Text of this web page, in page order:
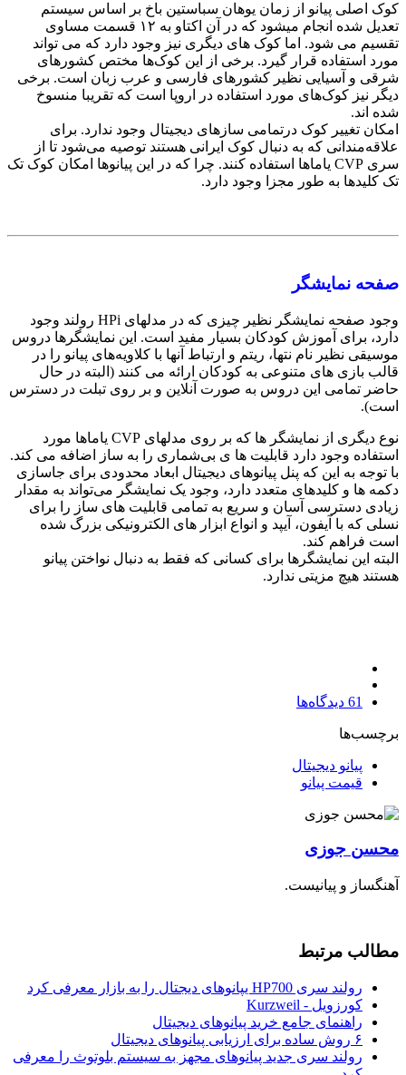
کوک اصلی پیانو از زمان یوهان سباستین باخ بر اساس سیستم
تعدیل شده انجام میشود که در آن اکتاو به ۱۲ قسمت مساوی
تقسیم می شود. اما کوک های دیگری نیز وجود دارد که می تواند
مورد استفاده قرار گیرد. برخی از این کوک‌ها مختص کشورهای
شرقی و آسیایی نظیر کشورهای فارسی و عرب زبان است. برخی
دیگر نیز کوک‌های مورد استفاده در اروپا است که تقریبا منسوخ
شده اند.
امکان تغییر کوک درتمامی سازهای دیجیتال وجود ندارد. برای
علاقه‌مندانی که به دنبال کوک ایرانی هستند توصیه می‌‌شود تا از
سری CVP یاماها استفاده کنند. چرا که در این پیانوها‌ امکان کوک تک
تک کلیدها به طور مجزا وجود دارد.
صفحه نمایشگر
وجود صفحه نمایشگر نظیر چیزی که در مدلهای HPi رولند وجود
دارد، برای آموزش کودکان بسیار مفید است. این نمایشگرها دروس
موسیقی نظیر نام نتها، ریتم و ارتباط آنها با کلاویه‌های پیانو را در
قالب بازی‌ های متنوعی به کودکان ارائه می کنند (‌البته در حال
حاضر تمامی این دروس به صورت آنلاین و بر روی تبلت در دسترس
است).
نوع دیگری از نمایشگر ها که بر روی مدلهای CVP یاماها مورد
استفاده وجود دارد قابلیت ها ی بی‌شماری را به ساز اضافه می کند.
با توجه به این که پنل پیانوهای دیجیتال ابعاد محدودی برای جاسازی
دکمه ها و کلیدهای متعدد دارد، وجود یک نمایشگر می‌تواند به مقدار
زیادی دسترسی آسان و سریع به تمامی قابلیت های ساز را برای
نسلی که با آیفون، آیپد و انواع ابزار های الکترونیکی بزرگ شده
است فراهم ‌کند.
البته این نمایشگرها برای کسانی که فقط به دنبال نواختن پیانو
هستند هیچ مزیتی ندارد.
61 دیدگاه‌ها
برچسب‌ها
پیانو دیجیتال
قيمت پیانو
محسن جوزی
آهنگساز و پیانیست.
مطالب مرتبط
رولند سری HP700 یپانوهای دیجتال را به بازار معرفی کرد
کورزویل - Kurzweil
راهنمای جامع خرید پیانوهای دیجیتال
۶ روش ساده برای ارزیابی پیانوهای دیجیتال
رولند سری جدید پیانوهای مجهز به سیستم بلوتوث را معرفی